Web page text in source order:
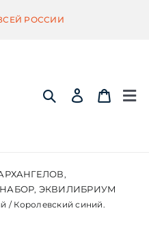
РОССИИ
,
, ЭКВИЛИБРИУМ
/ Королевский синий.